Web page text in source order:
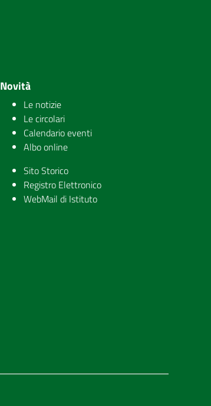
Novità
Le notizie
Le circolari
Calendario eventi
Albo online
Sito Storico
Registro Elettronico
WebMail di Istituto